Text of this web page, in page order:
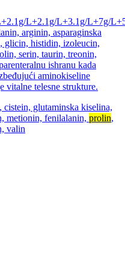
L+2.1g/L+3.1g/L+7g/
arginin, asparaginska
glicin, histidin, izoleucin,
serin, taurin, treonin,
ishranu kada
aminokiseline
vitalne telesne strukture.
cistein, glutaminska kiselina,
metionin, fenilalanin, prolin,
valin